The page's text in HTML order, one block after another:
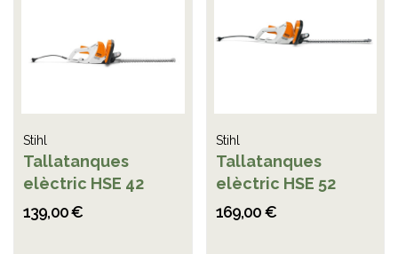
Stihl
Tallatanques
elèctric HSE 42
139,00 €
Stihl
Tallatanques
elèctric HSE 52
169,00 €